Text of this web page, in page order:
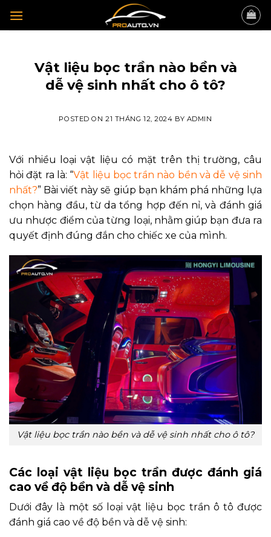
Vật liệu bọc trần nào bền và
dễ vệ sinh nhất cho ô tô?
POSTED ON 21 THÁNG 12, 2024 BY ADMIN
Với nhiều loại vật liệu có mặt trên thị trường, câu
hỏi đặt ra là: “Vật liệu bọc trần nào bền và dễ vệ sinh
nhất?” Bài viết này sẽ giúp bạn khám phá những lựa
chọn hàng đầu, từ da tổng hợp đến nỉ, và đánh giá
ưu nhược điểm của từng loại, nhằm giúp bạn đưa ra
quyết định đúng đắn cho chiếc xe của mình.
Vật liệu bọc trần nào bền và dễ vệ sinh nhất cho ô tô?
Các loại vật liệu bọc trần được đánh giá
cao về độ bền và dễ vệ sinh
Dưới đây là một số loại vật liệu bọc trần ô tô được
đánh giá cao về độ bền và dễ vệ sinh: